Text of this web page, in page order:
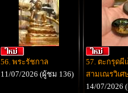
56. พระรัชกาล
11/07/2026 (ผู้ชม 136)
57. ตะกรุดผี
สามเณรวิเ
14/07/2026